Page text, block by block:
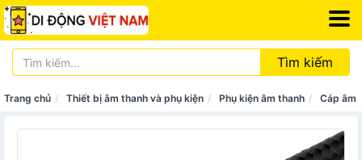
Tìm kiếm
Trang chủ Thiết bị âm thanh và phụ kiện Phụ kiện âm thanh Cáp âm